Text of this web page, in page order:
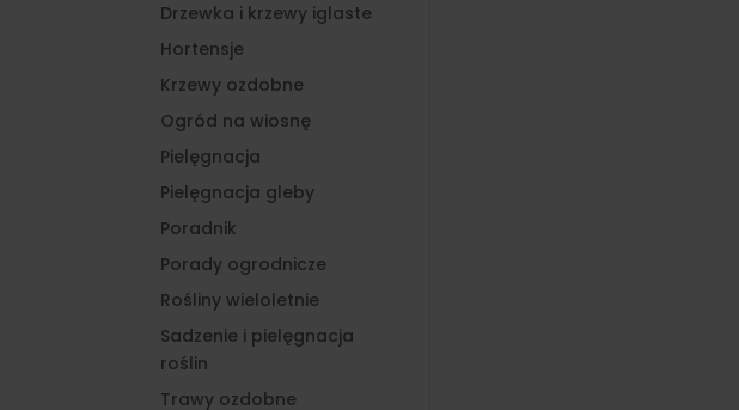
Drzewka i krzewy iglaste
Hortensje
Krzewy ozdobne
Ogród na wiosnę
Pielęgnacja
Pielęgnacja gleby
Poradnik
Porady ogrodnicze
Rośliny wieloletnie
Sadzenie i pielęgnacja
roślin
Trawy ozdobne